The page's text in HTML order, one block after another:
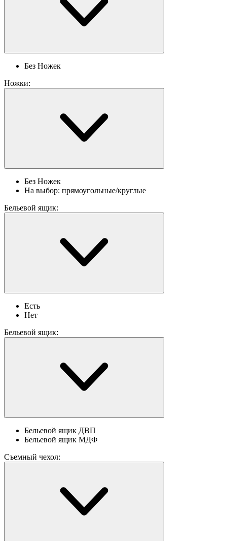
Без Ножек
Ножки:
Без Ножек
На выбор: прямоугольные/круглые
Бельевой ящик:
Есть
Нет
Бельевой ящик:
Бельевой ящик ДВП
Бельевой ящик МДФ
Съемный чехол: